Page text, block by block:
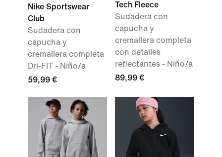
Nike Sportswear
Club
Sudadera con
capucha y
cremallera completa
Dri-FIT - Niño/a
59,99 €
Tech Fleece
Sudadera con
capucha y
cremallera completa
con detalles
reflectantes - Niño/a
89,99 €